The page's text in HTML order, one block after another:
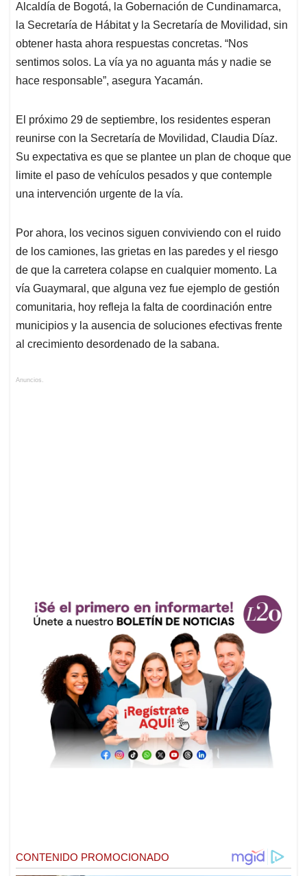
Alcaldía de Bogotá, la Gobernación de Cundinamarca,
la Secretaría de Hábitat y la Secretaría de Movilidad, sin
obtener hasta ahora respuestas concretas. “Nos
sentimos solos. La vía ya no aguanta más y nadie se
hace responsable”, asegura Yacamán.
El próximo 29 de septiembre, los residentes esperan
reunirse con la Secretaría de Movilidad, Claudia Díaz.
Su expectativa es que se plantee un plan de choque que
limite el paso de vehículos pesados y que contemple
una intervención urgente de la vía.
Por ahora, los vecinos siguen conviviendo con el ruido
de los camiones, las grietas en las paredes y el riesgo
de que la carretera colapse en cualquier momento. La
vía Guaymaral, que alguna vez fue ejemplo de gestión
comunitaria, hoy refleja la falta de coordinación entre
municipios y la ausencia de soluciones efectivas frente
al crecimiento desordenado de la sabana.
Anuncios.